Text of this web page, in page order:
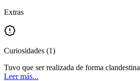
Extras
Curiosidades (1)
Tuvo que ser realizada de forma clandestina
Leer más...